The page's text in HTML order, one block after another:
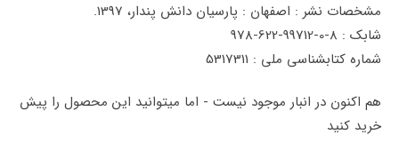
مشخصات نشر : اصفهان : پارسیان دانش پندار، 1397.
شابک : 8-0-99712-622-978
شماره کتابشناسی ملی : 5317311
هم اکنون در انبار موجود نیست - اما میتوانید این محصول را پیش
خرید کنید